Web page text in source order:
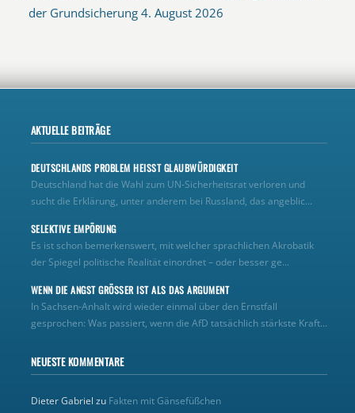
der Grundsicherung 4. August 2026
AKTUELLE BEITRÄGE
DEUTSCHLANDS PROBLEM HEISST GLAUBWÜRDIGKEIT
Deutschland hat die Wahl zum UN‑Sicherheitsrat verloren und
sucht die Erklärung, unter anderem bei Russland, das angeblic...
SELEKTIVE EMPÖRUNG
Es ist schon bemerkenswert, mit welcher sprachlichen Akrobatik
der Spiegel politische Realität einordnet – oder besser ge...
WENN DIE ANGST GRÖSSER IST ALS DAS ARGUMENT
In Sachsen-Anhalt wird wieder einmal über den Ernstfall
gesprochen: Was passiert, wenn die AfD tatsächlich stärkste Kraft...
NEUESTE KOMMENTARE
Dieter Gabriel zu Fakten mit Gänsefüßchen